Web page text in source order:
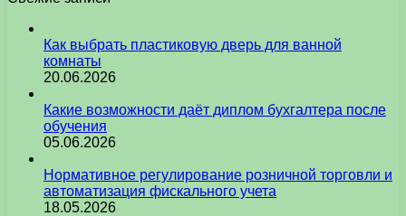
Как выбрать пластиковую дверь для ванной
комнаты
20.06.2026
Какие возможности даёт диплом бухгалтера после
обучения
05.06.2026
Нормативное регулирование розничной торговли и
автоматизация фискального учета
18.05.2026